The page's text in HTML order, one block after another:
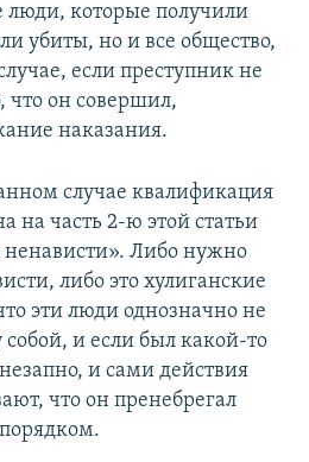
люди, которые получили
убиты, но и все общество,
если преступник не
что он совершил,
наказания.
случае квалификация
на часть 2-ю этой статьи
Либо нужно
либо это хулиганские
эти люди однозначно не
и если был какой-то
и сами действия
что он пренебрегал